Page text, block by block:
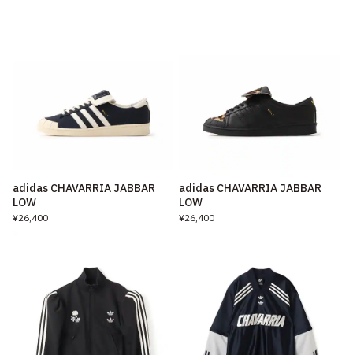
adidas CHAVARRIA JABBAR
LOW
¥26,400
adidas CHAVARRIA JABBAR
LOW
¥26,400